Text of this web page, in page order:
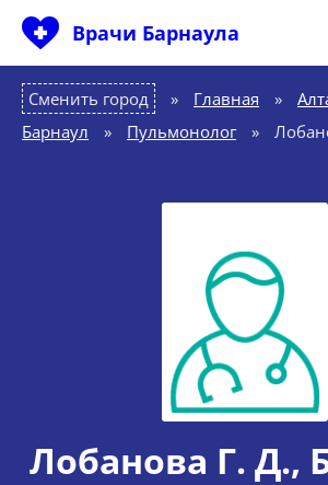
Врачи Барнаула
Сменить город Главная »
Барнаул
» Пульмонолог »
Лобанова Г. Д.,